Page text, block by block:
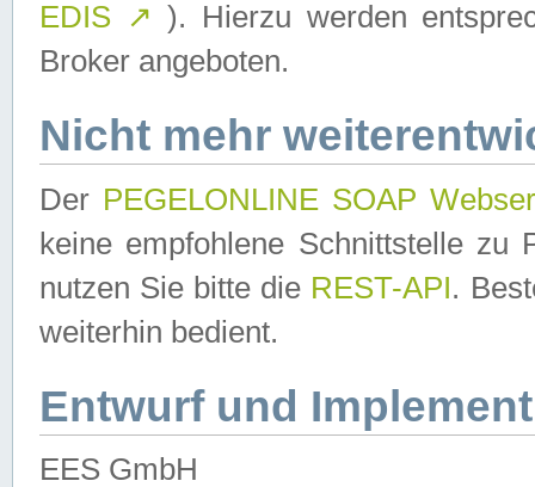
EDIS ↗ ). Hierzu werden
Broker angeboten.
Nicht mehr
Der PEGELONLINE SOAP
keine empfohlene Schnittstelle zu
nutzen Sie bitte die REST-API.
weiterhin bedient.
Entwurf und
EES GmbH